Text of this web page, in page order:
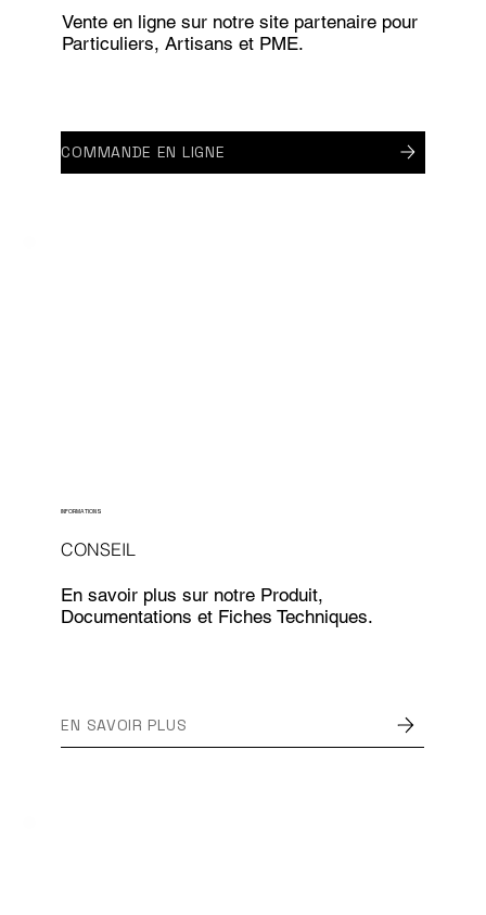
Vente en ligne sur notre site partenaire pour
Particuliers, Artisans et PME.
COMMANDE EN LIGNE
CONSEIL
INFORMATIONS
En savoir plus sur notre Produit,
Documentations et Fiches Techniques.
EN SAVOIR PLUS